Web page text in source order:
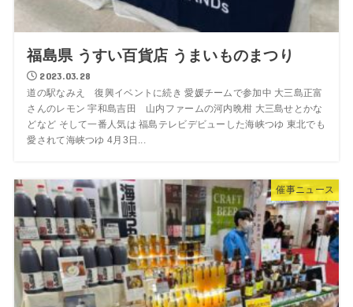
福島県 うすい百貨店 うまいものまつり
2023.03.28
道の駅なみえ 復興イベントに続き 愛媛チームで参加中 大三島正富
さんのレモン 宇和島吉田 山内ファームの河内晩柑 大三島せとかな
どなど そして一番人気は 福島テレビデビューした海峡つゆ 東北でも
愛されて海峡つゆ 4月3日...
催事ニュース